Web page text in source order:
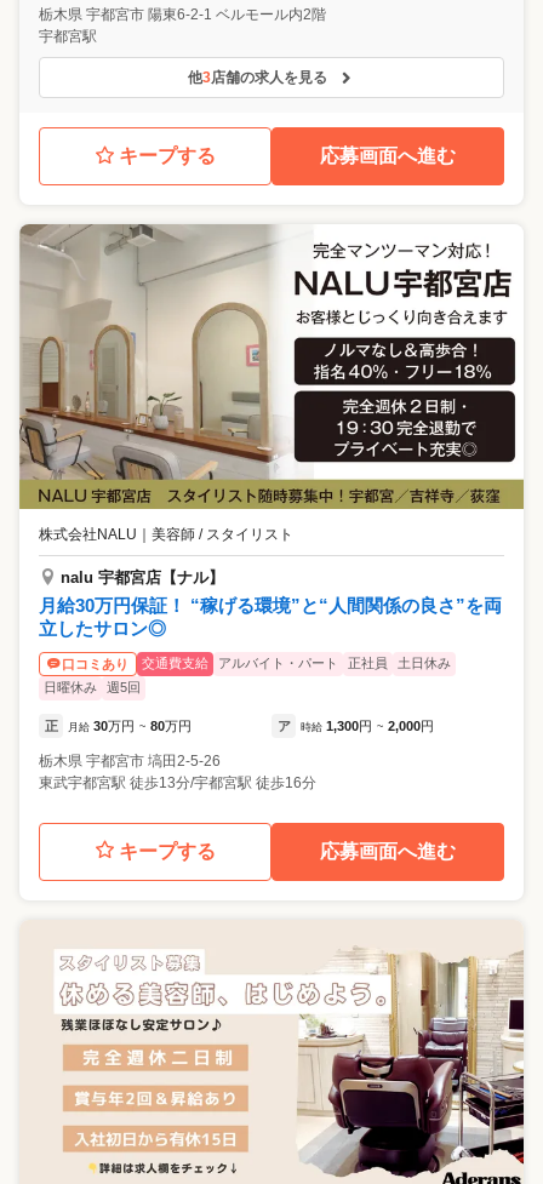
栃木県 宇都宮市 陽東6-2-1 ベルモール内2階
宇都宮駅
他3店舗の求人を見る
キープする 応募画面へ進む
株式会社NALU ｜ 美容師 / スタイリスト
nalu 宇都宮店【ナル】
月給30万円保証！ “稼げる環境”と“人間関係の良さ”を両
立したサロン◎
口コミあり 交通費支給 アルバイト・パート 正社員
土日休み
日曜休み
週5回
正 月給 30万円 ~ 80万円 ア 時給 1,300円 ~ 2,000円
栃木県 宇都宮市 塙田2-5-26
東武宇都宮駅 徒歩13分/宇都宮駅 徒歩16分
キープする 応募画面へ進む